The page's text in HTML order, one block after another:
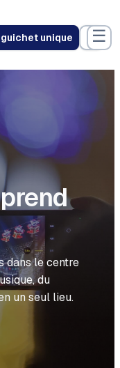
guichet unique ☰
dans le centre
du
un seul lieu.